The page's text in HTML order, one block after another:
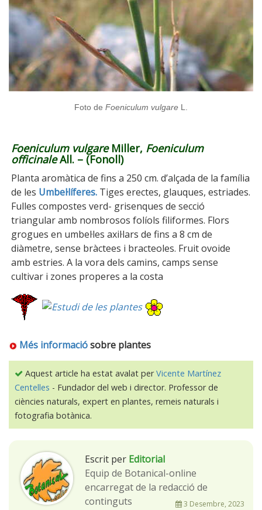
Foto de Foeniculum vulgare L.
Foeniculum vulgareMiller, Foeniculum
officinaleAll. – (Fonoll)
Planta aromàtica de fins a 250 cm. d’alçada de la família
de les Umbel·líferes. Tiges erectes, glauques, estriades.
Fulles compostes verd- grisenques de secció
triangular amb nombrosos folíols filiformes. Flors
grogues en umbel·les axil·lars de fins a 8 cm de
diàmetre, sense bràctees i bracteoles. Fruit ovoide
amb estries. A la vora dels camins, camps sense
cultivar i zones properes a la costa
Més informaciósobre plantes
Aquest article ha estat avalat perVicente Martínez
Centelles - Fundador del web i director. Professor de
ciències naturals, expert en plantes, remeis naturals i
fotografia botànica.
Escrit per Editorial
Equip de Botanical-online
encarregat de la redacció de
continguts
3 Desembre, 2023